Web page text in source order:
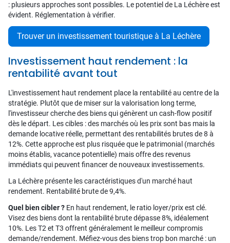
: plusieurs approches sont possibles. Le potentiel de La Léchère est
évident. Réglementation à vérifier.
Trouver un investissement touristique à La Léchère
Investissement haut rendement : la
rentabilité avant tout
L'investissement haut rendement place la rentabilité au centre de la
stratégie. Plutôt que de miser sur la valorisation long terme,
l'investisseur cherche des biens qui génèrent un cash-flow positif
dès le départ. Les cibles : des marchés où les prix sont bas mais la
demande locative réelle, permettant des rentabilités brutes de 8 à
12%. Cette approche est plus risquée que le patrimonial (marchés
moins établis, vacance potentielle) mais offre des revenus
immédiats qui peuvent financer de nouveaux investissements.
La Léchère présente les caractéristiques d'un marché haut
rendement. Rentabilité brute de 9,4%.
Quel bien cibler ? En haut rendement, le ratio loyer/prix est clé.
Visez des biens dont la rentabilité brute dépasse 8%, idéalement
10%. Les T2 et T3 offrent généralement le meilleur compromis
demande/rendement. Méfiez-vous des biens trop bon marché : un